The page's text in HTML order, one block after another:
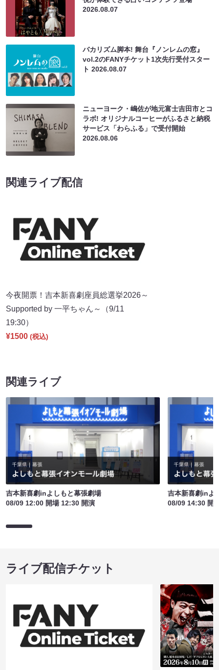
2026.08.07
バカリズム脚本! 舞台『ノンレムの窓』
vol.2のFANYチケット1次先行受付スター
ト2026.08.07
ニューヨーク・嶋佐が地元富士吉田市とコ
ラボ! オリジナルコーヒーがふるさと納税
サービス「わらふる」で受付開始
2026.08.06
関連ライブ配信
今夜開票！吉本新喜劇座員総選挙2026～
Supported by 一平ちゃん～（9/11
19:30）
¥1500 (税込)
関連ライブ
吉本新喜劇inよしもと幕張劇場
08/09 12:00 開場 12:30 開演
吉本新喜劇inよ
08/09 14:30 開
ライブ配信チケット